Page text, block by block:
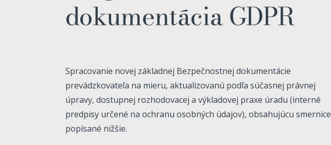
dokumentácia GDPR
Spracovanie novej základnej Bezpečnostnej dokumentácie
prevádzkovateľa na mieru, aktualizovanú podľa súčasnej právnej
úpravy, dostupnej rozhodovacej a výkladovej praxe úradu (interné
predpisy určené na ochranu osobných údajov), obsahujúcu smernice
popísané nižšie.